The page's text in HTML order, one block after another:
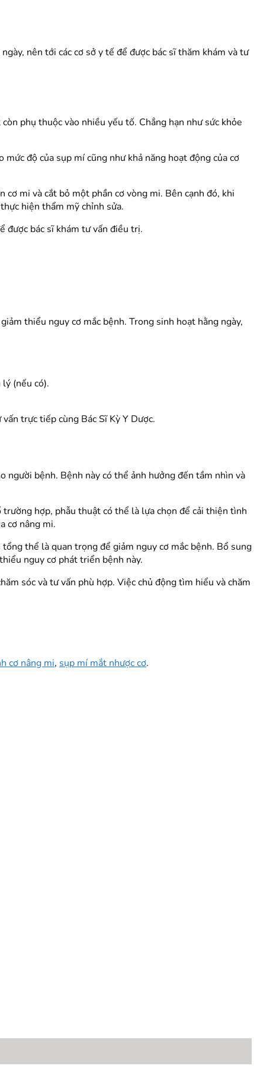
nên tới các cơ sở y tế để được bác sĩ thăm khám và tư
phụ thuộc vào nhiều yếu tố. Chẳng hạn như sức khỏe
độ của sụp mí cũng như khả năng hoạt động của cơ
mi và cắt bỏ một phần cơ vòng mi. Bên cạnh đó, khi
hiện thẩm mỹ chỉnh sửa.
được bác sĩ khám tư vấn điều trị.
thiểu nguy cơ mắc bệnh. Trong sinh hoạt hằng ngày,
(nếu có).
trực tiếp cùng Bác Sĩ Kỳ Y Dược.
người bệnh. Bệnh này có thể ảnh hưởng đến tầm nhìn và
hợp, phẫu thuật có thể là lựa chọn để cải thiện tình
cơ nâng mi.
thể là quan trọng để giảm nguy cơ mắc bệnh. Bổ sung
nguy cơ phát triển bệnh này.
sóc và tư vấn phù hợp. Việc chủ động tìm hiểu và chăm
cơ nâng mi, sụp mí mắt nhược cơ.